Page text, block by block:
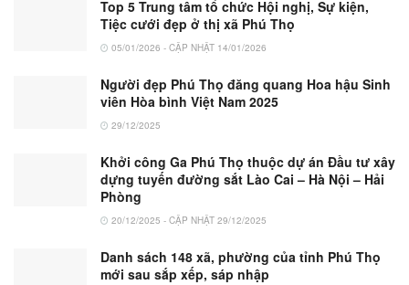
Top 5 Trung tâm tổ chức Hội nghị, Sự kiện,
Tiệc cưới đẹp ở thị xã Phú Thọ
05/01/2026 - CẬP NHẬT 14/01/2026
Người đẹp Phú Thọ đăng quang Hoa hậu Sinh
viên Hòa bình Việt Nam 2025
29/12/2025
Khởi công Ga Phú Thọ thuộc dự án Đầu tư xây
dựng tuyến đường sắt Lào Cai – Hà Nội – Hải
Phòng
20/12/2025 - CẬP NHẬT 29/12/2025
Danh sách 148 xã, phường của tỉnh Phú Thọ
mới sau sắp xếp, sáp nhập